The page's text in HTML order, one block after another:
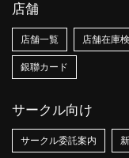
店舗
店舗一覧 店舗在庫
銀聯カード
サークル向け
サークル委託案内